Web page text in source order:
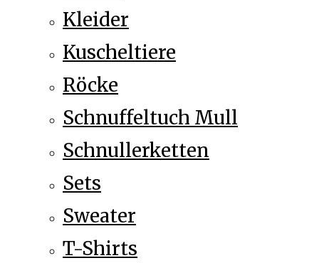
Kleider
Kuscheltiere
Röcke
Schnuffeltuch Mull
Schnullerketten
Sets
Sweater
T-Shirts